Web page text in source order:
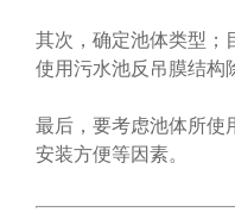
其次，确定池体类型；
使用污水池反吊膜结构
最后，要考虑池体所使
安装方便等因素。